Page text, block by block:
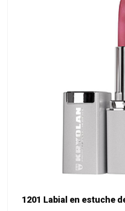
1201 Labial en estuche